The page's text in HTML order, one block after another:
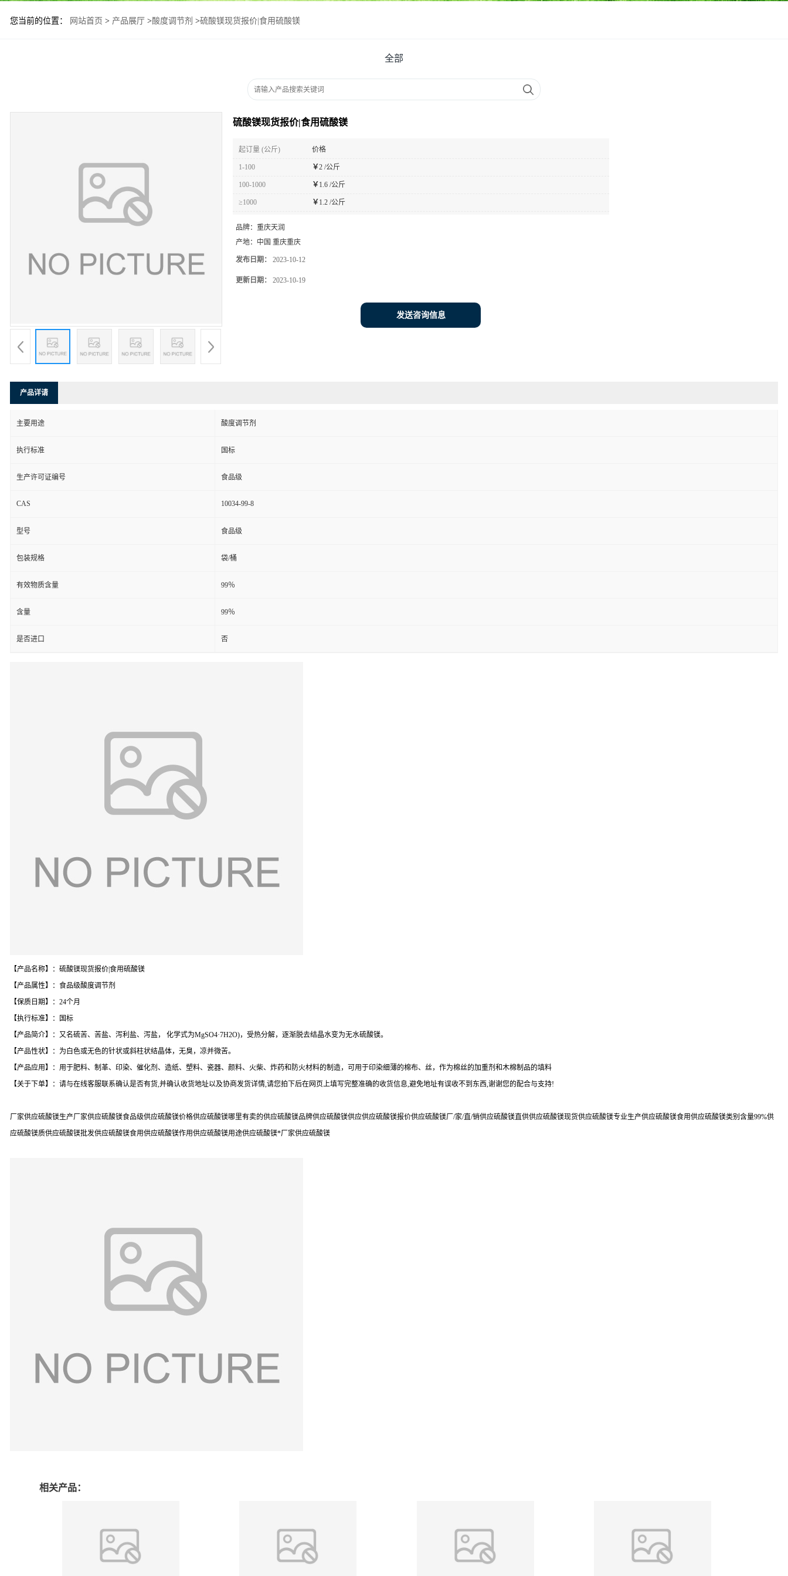
您当前的位置： 网站首页 > 产品展厅 >酸度调节剂 >硫酸镁现货报价|食用硫酸镁
全部
硫酸镁现货报价|食用硫酸镁
起订量 (公斤) 价格
1-100 ￥2 /公斤
100-1000 ￥ 1.6 /公斤
≥1000 ￥ 1.2 /公斤
品牌： 重庆天润
产地： 中国 重庆重庆
发布日期： 2023-10-12
更新日期： 2023-10-19
发送咨询信息
产品详请
主要用途 酸度调节剂
执行标准 国标
生产许可证编号 食品级
CAS 10034-99-8
型号 食品级
包装规格 袋/桶
有效物质含量 99％
含量 99％
是否进口 否
【产品名称】：硫酸镁现货报价|食用硫酸镁
【产品属性】：食品级酸度调节剂
【保质日期】：24个月
【执行标准】：国标
【产品简介】：又名硫苦、苦盐、泻利盐、泻盐， 化学式为MgSO4·7H2O)，受热分解，逐渐脱去结晶水变为无水硫酸镁。
【产品性状】：为白色或无色的针状或斜柱状结晶体，无臭，凉并微苦。
【产品应用】：用于肥料、制革、印染、催化剂、造纸、塑料、瓷器、颜料、火柴、炸药和防火材料的制造，可用于印染细薄的棉布、丝，作为棉丝的加重剂和木棉制品的填料
【关于下单】：请与在线客服联系确认是否有货,并确认收货地址以及协商发货详情,请您拍下后在网页上填写完整准确的收货信息,避免地址有误收不到东西,谢谢您的配合与支持!
厂家供应硫酸镁生产厂家供应硫酸镁食品级供应硫酸镁价格供应硫酸镁哪里有卖的供应硫酸镁品牌供应硫酸镁供应供应硫酸镁报价供应硫酸镁厂/家/直/销供应硫酸镁直供供应硫酸镁现货供应硫酸镁专业生产供应硫酸镁食用供应硫酸镁类别含量99%供
应硫酸镁质供应硫酸镁批发供应硫酸镁食用供应硫酸镁作用供应硫酸镁用途供应硫酸镁*厂家供应硫酸镁
相关产品：